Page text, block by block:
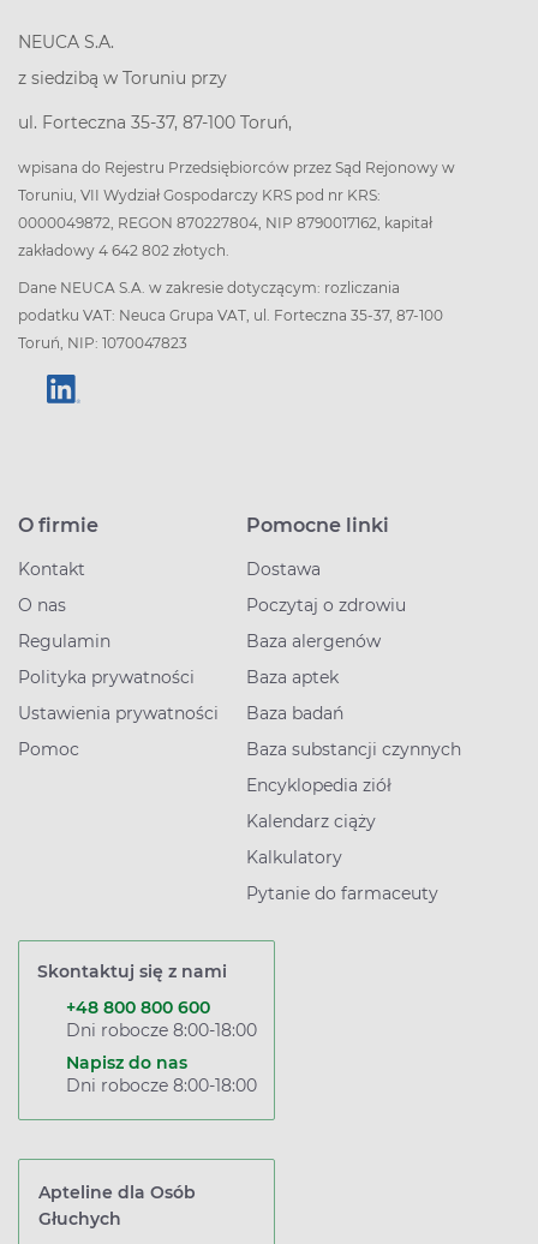
NEUCA S.A.
z siedzibą w Toruniu przy
ul. Forteczna 35-37, 87-100 Toruń,
wpisana do Rejestru Przedsiębiorców przez Sąd Rejonowy w
Toruniu, VII Wydział Gospodarczy KRS pod nr KRS:
0000049872, REGON 870227804, NIP 8790017162, kapitał
zakładowy 4 642 802 złotych.
Dane NEUCA S.A. w zakresie dotyczącym: rozliczania
podatku VAT: Neuca Grupa VAT, ul. Forteczna 35-37, 87-100
Toruń, NIP: 1070047823
O firmie
Kontakt
O nas
Regulamin
Polityka prywatności
Ustawienia prywatności
Pomoc
Pomocne linki
Dostawa
Poczytaj o zdrowiu
Baza alergenów
Baza aptek
Baza badań
Baza substancji czynnych
Encyklopedia ziół
Kalendarz ciąży
Kalkulatory
Pytanie do farmaceuty
Skontaktuj się z nami
+48 800 800 600
Dni robocze 8:00-18:00
Napisz do nas
Dni robocze 8:00-18:00
Apteline dla Osób
Głuchych